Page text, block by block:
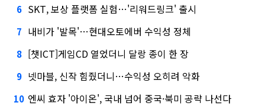
6 SKT, 보상 플랫폼 실험…'리워드링크' 출시
7 내비가 '발목'…현대오토에버 수익성 정체
8 [챗ICT]게임CD 열었더니 달랑 종이 한 장
9 넷마블, 신작 힘줬더니…수익성 오히려 악화
10 엔씨 효자 '아이온', 국내 넘어 중국·북미 공략 나선다